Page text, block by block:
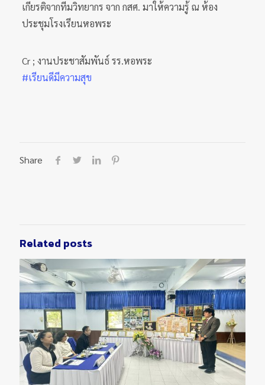
เกียรติจากทีมวิทยากร จาก กสศ. มาให้ความรู้ ณ ห้อง
ประชุมโรงเรียนหอพระ
Cr ; งานประชาสัมพันธ์ รร.หอพระ
#เรียนดีมีความสุข
Share
Related posts